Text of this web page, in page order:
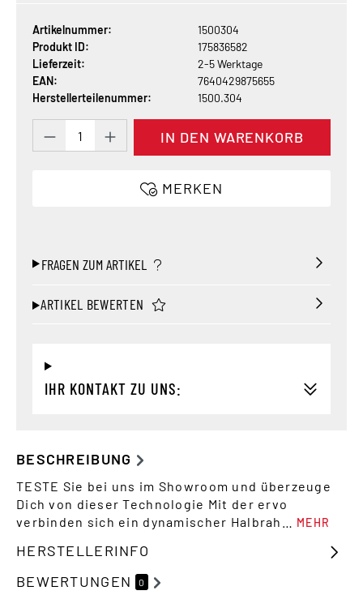
Artikelnummer:
1500304
Produkt ID:
175836582
Lieferzeit:
2-5 Werktage
EAN:
7640429875655
Herstellerteilenummer:
1500.304
Produkt Anzahl: Gib den gewünschten
IN DEN WARENKORB
MERKEN
FRAGEN ZUM ARTIKEL
ARTIKEL BEWERTEN
IHR KONTAKT ZU UNS:
BESCHREIBUNG
TESTE Sie bei uns im Showroom und überzeuge
Dich von dieser Technologie Mit der ervo
verbinden sich ein dynamischer Halbrah…
MEHR
HERSTELLERINFO
BEWERTUNGEN
0